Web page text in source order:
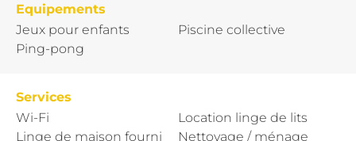
Equipements
Jeux pour enfants
Ping-pong
Piscine collective
Services
Wi-Fi
Linge de maison fourni
Location linge de lits
Nettoyage / ménage